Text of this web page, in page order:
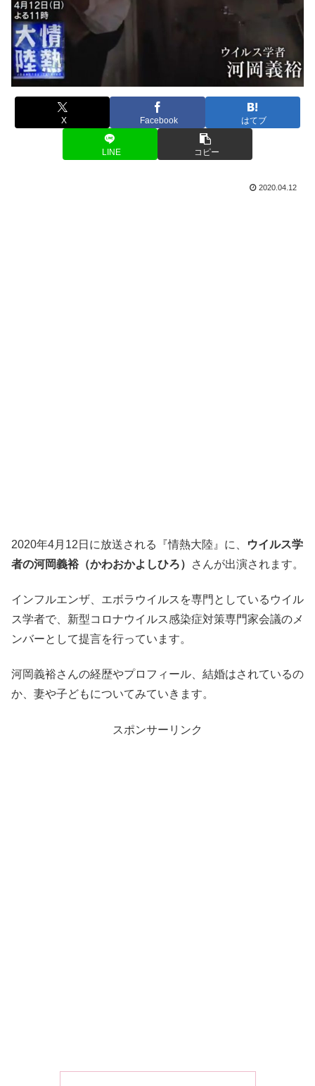
X Facebook はてブ
LINE コピー
2020.04.12
2020年4月12日に放送される『情熱大陸』に、
ウイルス学
者の河岡義裕（かわおかよしひろ）
さんが出演されます。
インフルエンザ、エボラウイルスを専門としているウイル
ス学者で、新型コロナウイルス感染症対策専門家会議のメ
ンバーとして提言を行っています。
河岡義裕さんの経歴やプロフィール、結婚はされているの
か、妻や子どもについてみていきます。
スポンサーリンク